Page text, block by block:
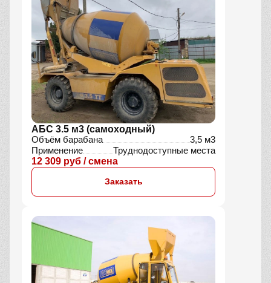
АБС 3.5 м3 (самоходный)
Объём барабана
3,5 м3
Применение
Труднодоступные места
12 309 руб / смена
Заказать